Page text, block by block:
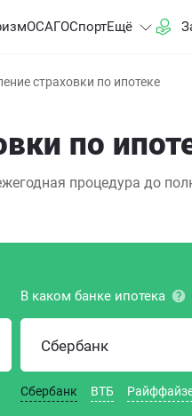
ОСАГОСпортЕщё
страховки по ипотеке
по
процедура до
В каком банке ипотека
Сбербанк
Сбербанк ВТБ